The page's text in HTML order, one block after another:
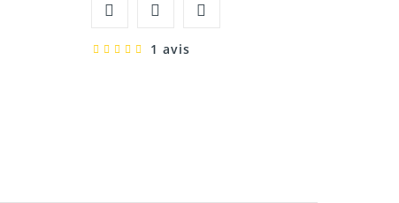
1 avis